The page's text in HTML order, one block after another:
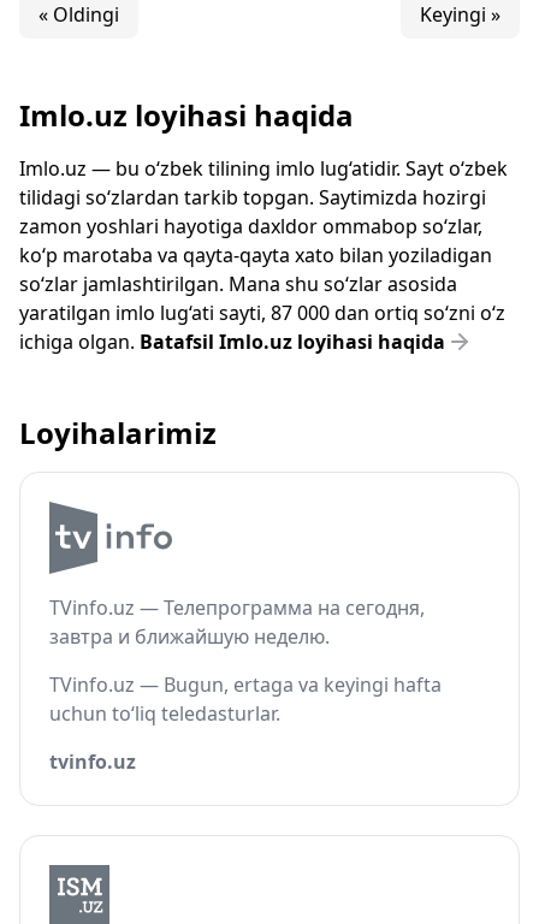
« Oldingi Keyingi »
Imlo.uz loyihasi haqida
Imlo.uz — bu o‘zbek tilining imlo lug‘atidir. Sayt o‘zbek
tilidagi so‘zlardan tarkib topgan. Saytimizda hozirgi
zamon yoshlari hayotiga daxldor ommabop so‘zlar,
ko‘p marotaba va qayta-qayta xato bilan yoziladigan
so‘zlar jamlashtirilgan. Mana shu so‘zlar asosida
yaratilgan imlo lug‘ati sayti, 87 000 dan ortiq so‘zni o‘z
ichiga olgan. Batafsil Imlo.uz loyihasi haqida
Loyihalarimiz
TVinfo.uz — Телепрограмма на сегодня,
завтра и ближайшую неделю.
TVinfo.uz — Bugun, ertaga va keyingi hafta
uchun to‘liq teledasturlar.
tvinfo.uz